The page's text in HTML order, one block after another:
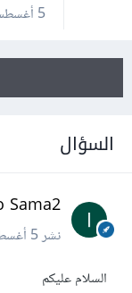
5 أغسطس 2020
السؤال
Sama2
نشر5 أغسطس 2020
السلام عليكم